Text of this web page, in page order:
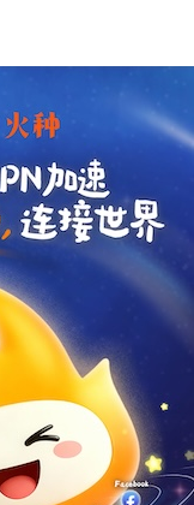
clash节点
器
云梯加速器
师傅加速器
加速器
加速器
速器